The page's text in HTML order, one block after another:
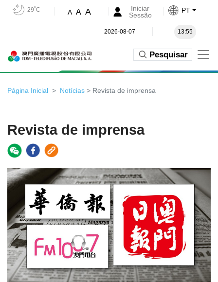
29˚C A A A
Iniciar
Sessão
PT
2026-08-07 13:55
Pesquisar
Página Inicial Notícias > Revista de imprensa
Revista de imprensa